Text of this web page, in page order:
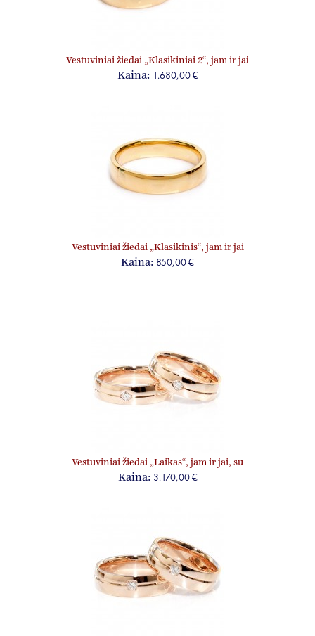
Vestuviniai žiedai „Klasikiniai 2“, jam ir jai
Kaina: 1.680,00 €
Vestuviniai žiedai „Klasikinis“, jam ir jai
Kaina: 850,00 €
Vestuviniai žiedai „Laikas“, jam ir jai, su
briliantais
Kaina: 3.170,00 €